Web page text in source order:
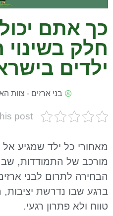
כך אתם
חלק בשינוי
ילדים
בני ארזים - צוות
post
מאחורי כל ילד שמגיע אל
מורכב של התמודדות,
הבחירה לתרום לבני
ברגע שבו נדרשת
טווח ולא פתרון רגעי.